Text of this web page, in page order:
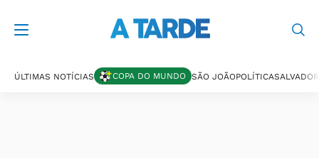
ÚLTIMAS NOTÍCIAS COPA DO MUNDO SÃO JOÃOPOLÍTICASALVADOR